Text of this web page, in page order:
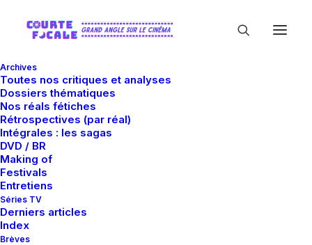
Archives
Toutes nos critiques et analyses
Dossiers thématiques
Nos réals fétiches
Rétrospectives (par réal)
Intégrales : les sagas
DVD / BR
Making of
Festivals
Entretiens
Séries TV
Derniers articles
Index
Brèves